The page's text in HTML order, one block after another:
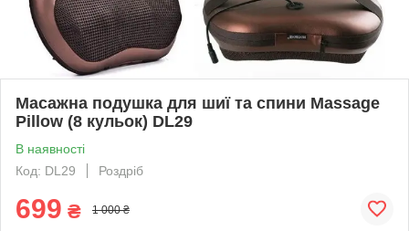
Масажна подушка для шиї та спини Massage
Pillow (8 кульок) DL29
В наявності
Код: DL29
Роздріб
699 ₴ 1 000 ₴